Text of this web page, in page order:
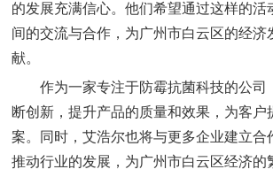
的发展充满信心。他们希望通过这样的活
间的交流与合作，为广州市白云区的经济
献。
作为一家专注于防霉抗菌科技的公司
断创新，提升产品的质量和效果，为客户
案。同时，艾浩尔也将与更多企业建立合
推动行业的发展，为广州市白云区经济的